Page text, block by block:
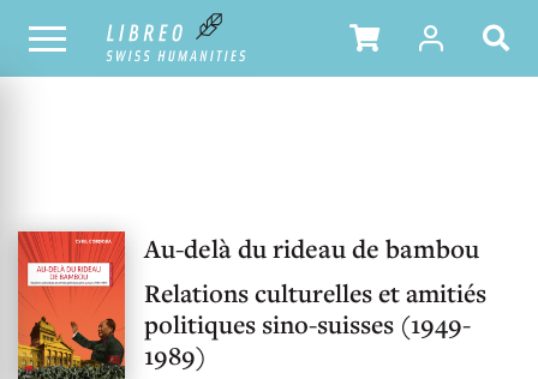
UNSER KATALOG INHALTSVERZEICHNIS
Au-delà du rideau de bambou
Relations culturelles et amitiés
politiques sino-suisses (1949-
1989)